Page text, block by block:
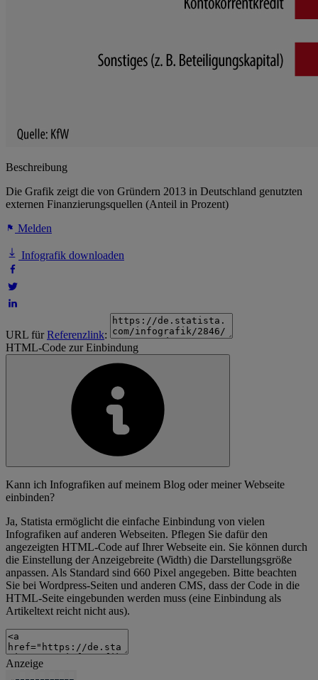
Beschreibung
Die Grafik zeigt die von Gründern 2013 in Deutschland genutzten
externen Finanzierungsquellen (Anteil in Prozent)
Melden
Infografik downloaden
URL fürReferenzlink:
HTML-Code zur Einbindung
Kann ich Infografiken auf meinem Blog oder meiner Webseite
einbinden?
Ja, Statista ermöglicht die einfache Einbindung von vielen
Infografiken auf anderen Webseiten. Pflegen Sie dafür den
angezeigten HTML-Code auf Ihrer Webseite ein. Sie können durch
die Einstellung der Anzeigebreite (Width) die Darstellungsgröße
anpassen. Als Standard sind 660 Pixel angegeben. Bitte beachten
Sie bei Wordpress-Seiten und anderen CMS, dass der Code in die
HTML-Seite eingebunden werden muss (eine Einbindung als
Artikeltext reicht nicht aus).
Anzeige